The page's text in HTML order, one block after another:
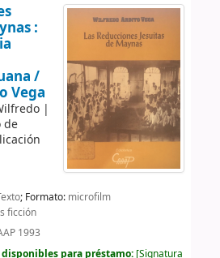
:
/
Vega
|
de
; Formato: microfilm
ficción
1993
para préstamo: Signatura